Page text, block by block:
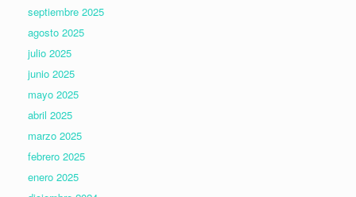
septiembre 2025
agosto 2025
julio 2025
junio 2025
mayo 2025
abril 2025
marzo 2025
febrero 2025
enero 2025